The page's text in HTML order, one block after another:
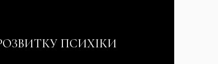
ПСИХІКИ